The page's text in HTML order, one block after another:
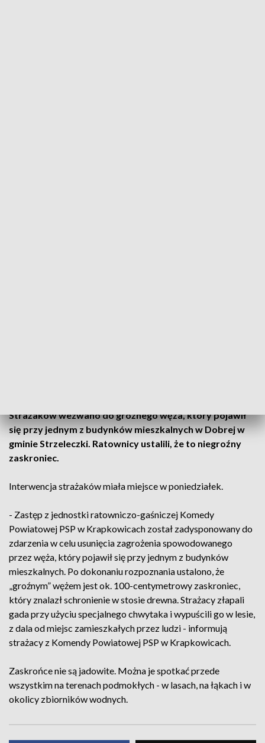
Strażaków wezwano do groźnego węża, który pojawił
się przy jednym z budynków mieszkalnych w Dobrej w
gminie Strzeleczki. Ratownicy ustalili, że to niegroźny
zaskroniec.
Interwencja strażaków miała miejsce w poniedziałek.
- Zastęp z jednostki ratowniczo-gaśniczej Komedy
Powiatowej PSP w Krapkowicach został zadysponowany do
zdarzenia w celu usunięcia zagrożenia spowodowanego
przez węża, który pojawił się przy jednym z budynków
mieszkalnych. Po dokonaniu rozpoznania ustalono, że
„groźnym” wężem jest ok. 100-centymetrowy zaskroniec,
który znalazł schronienie w stosie drewna. Strażacy złapali
gada przy użyciu specjalnego chwytaka i wypuścili go w lesie,
z dala od miejsc zamieszkałych przez ludzi - informują
strażacy z Komendy Powiatowej PSP w Krapkowicach.
Zaskrońce nie są jadowite. Można je spotkać przede
wszystkim na terenach podmokłych - w lasach, na łąkach i w
okolicy zbiorników wodnych.